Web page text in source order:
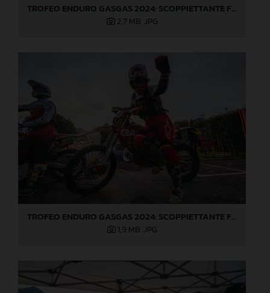
TROFEO ENDURO GASGAS 2024: SCOPPIETTANTE FINALE DI STAGIONE A LOVERE!
2,7 MB .JPG
TROFEO ENDURO GASGAS 2024: SCOPPIETTANTE FINALE DI STAGIONE A LOVERE!
1,9 MB .JPG